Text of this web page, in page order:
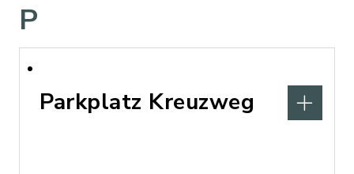
P
Parkplatz Kreuzweg